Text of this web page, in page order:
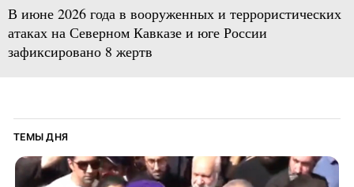
В июне 2026 года в вооруженных и террористических
атаках на Северном Кавказе и юге России
зафиксировано 8 жертв
ТЕМЫ ДНЯ